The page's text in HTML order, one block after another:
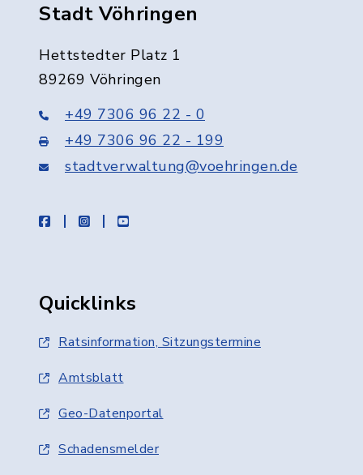
Stadt Vöhringen
Hettstedter Platz 1
89269 Vöhringen
+49 7306 96 22 - 0
+49 7306 96 22 - 199
stadtverwaltung@voehringen.de
facebookinstagramyoutube
Quicklinks
Ratsinformation, Sitzungstermine
Amtsblatt
Geo-Datenportal
Schadensmelder